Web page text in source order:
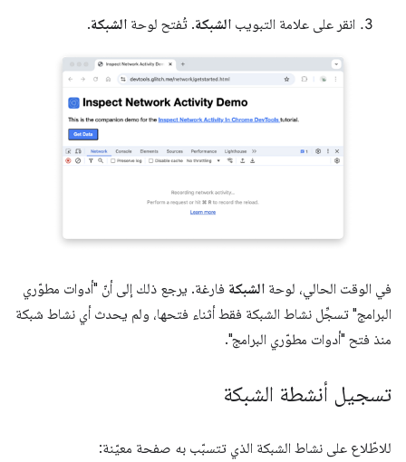
انقر على علامة التبويب الشبكة. تُفتح لوحة الشبكة.
في الوقت الحالي، لوحة الشبكة فارغة. يرجع ذلك إلى أنّ "أدوات مطوّري
البرامج" تسجِّل نشاط الشبكة فقط أثناء فتحها، ولم يحدث أي نشاط شبكة
منذ فتح "أدوات مطوّري البرامج".
تسجيل أنشطة الشبكة
للاطّلاع على نشاط الشبكة الذي تتسبّب به صفحة معيّنة: